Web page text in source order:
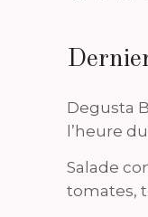
Degusta
l’heure
Salade
tomates,